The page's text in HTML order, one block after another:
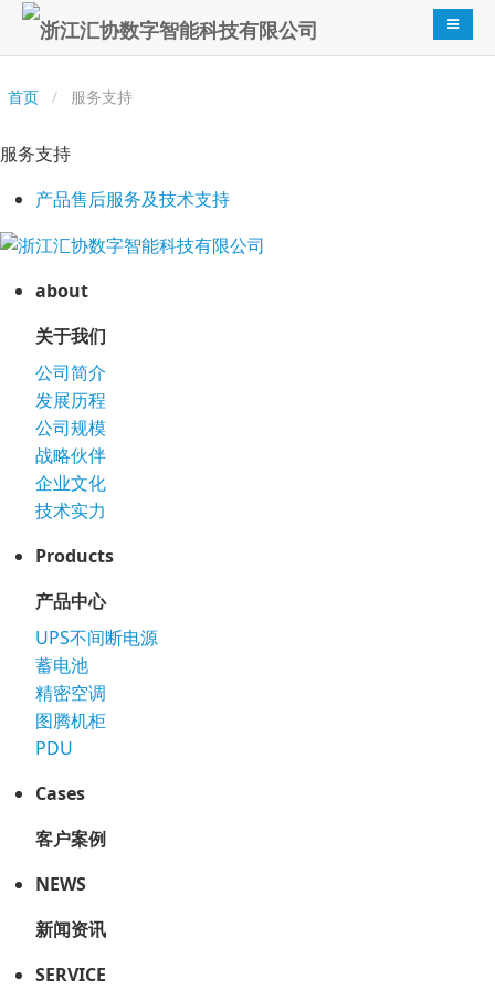
导航切
首页 服务支持
服务支持
产品售后服务及技术支持
about
关于我们
公司简介
发展历程
公司规模
战略伙伴
企业文化
技术实力
Products
产品中心
UPS不间断电源
蓄电池
精密空调
图腾机柜
PDU
Cases
客户案例
NEWS
新闻资讯
SERVICE